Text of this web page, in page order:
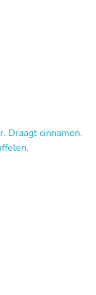
Draagt cinnamon.